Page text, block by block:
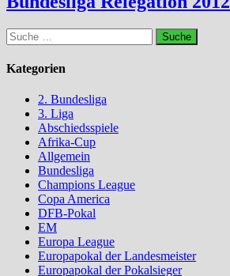
Suche
nach:
Kategorien
2. Bundesliga
3. Liga
Abschiedsspiele
Afrika-Cup
Allgemein
Bundesliga
Champions League
Copa America
DFB-Pokal
EM
Europa League
Europapokal der Landesmeister
Europapokal der Pokalsieger